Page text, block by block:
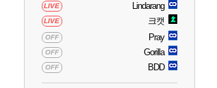
LIVE Lindarang
LIVE 크캣
OFF Pray
OFF Gorilla
OFF BDD